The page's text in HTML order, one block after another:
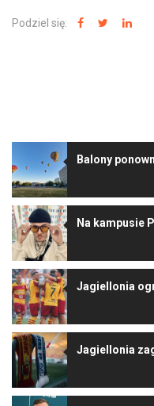
Podziel się:
Balony
Na kampusie
Jagiellonia
Jagiellonia